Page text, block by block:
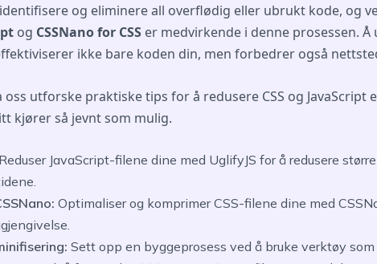
og eliminere all overflødig eller ubrukt kode, og
og CSSNano for CSS er medvirkende i denne prosessen. Å
ikke bare koden din, men forbedrer også
oss utforske praktiske tips for å redusere CSS og JavaScript
kjører så jevnt som mulig.
Reduser JavaScript-filene dine med UglifyJS for å redusere
Optimaliser og komprimer CSS-filene dine med
Sett opp en byggeprosess ved å bruke verktøy som